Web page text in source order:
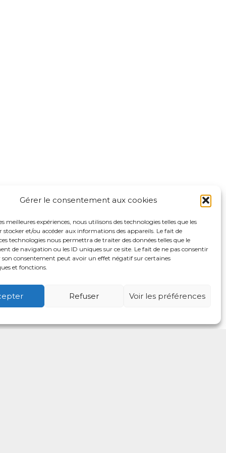
Gérer le consentement aux cookies
meilleures expériences, nous utilisons des technologies telles que les
stocker et/ou accéder aux informations des appareils. Le fait de
technologies nous permettra de traiter des données telles que le
de navigation ou les ID uniques sur ce site. Le fait de ne pas consentir
son consentement peut avoir un effet négatif sur certaines
et fonctions.
Refuser Voir les préférences
Usagers Actualités Adhérer Contact